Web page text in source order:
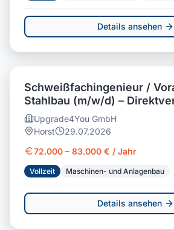
Details ansehen
Schweißfachingenieur /
Stahlbau (m/w/d) –
Upgrade4You GmbH
Horst
29.07.2026
72.000 – 83.000 € / Jahr
Vollzeit Maschinen- und Anlagenbau
Details ansehen